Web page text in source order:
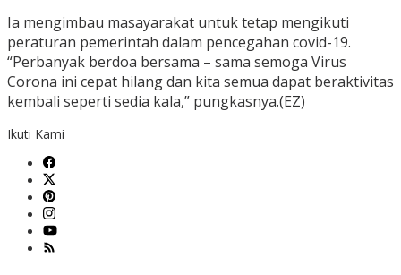
Ia mengimbau masayarakat untuk tetap mengikuti
peraturan pemerintah dalam pencegahan covid-19.
“Perbanyak berdoa bersama – sama semoga Virus
Corona ini cepat hilang dan kita semua dapat beraktivitas
kembali seperti sedia kala,” pungkasnya.(EZ)
Ikuti Kami